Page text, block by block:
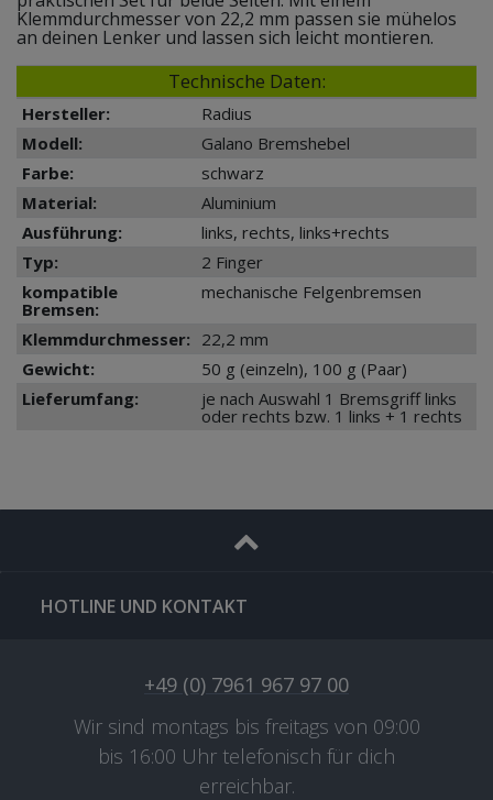
Klemmdurchmesser von 22,2 mm passen sie mühelos
an deinen Lenker und lassen sich leicht montieren.
Technische Daten:
Hersteller:
Radius
Modell:
Galano Bremshebel
Farbe:
schwarz
Material:
Aluminium
Ausführung:
links, rechts, links+rechts
Typ:
2 Finger
kompatible
Bremsen:
mechanische Felgenbremsen
Klemmdurchmesser: 22,2 mm
Gewicht:
50 g (einzeln), 100 g (Paar)
Lieferumfang:
je nach Auswahl 1 Bremsgriff links
oder rechts bzw. 1 links + 1 rechts
HOTLINE UND KONTAKT
+49 (0) 7961 967 97 00
Wir sind montags bis freitags von 09:00
bis 16:00 Uhr telefonisch für dich
erreichbar.